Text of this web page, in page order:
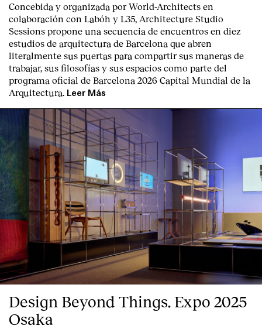
Concebida y organizada por World-Architects en
colaboración con Labóh y L35, Architecture Studio
Sessions propone una secuencia de encuentros en diez
estudios de arquitectura de Barcelona que abren
literalmente sus puertas para compartir sus maneras de
trabajar, sus filosofías y sus espacios como parte del
programa oficial de Barcelona 2026 Capital Mundial de la
Arquitectura. Leer Más
Design Beyond Things. Expo 2025
Osaka